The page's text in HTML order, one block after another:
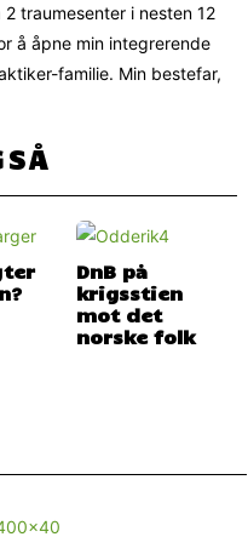
traumesenter i nesten 12
å åpne min integrerende
familie. Min bestefar,
DnB på
krigsstien
mot det
norske folk